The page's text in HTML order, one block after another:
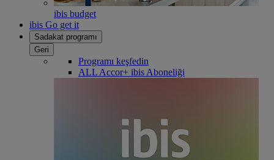
ibis budget
ibis Go get it
Sadakat programı
Geri
Programı keşfedin
ALL Accor+ ibis Aboneliği